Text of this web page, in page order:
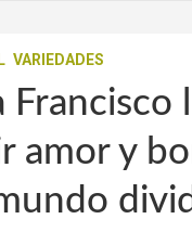
VARIEDADES
Francisco
amor y